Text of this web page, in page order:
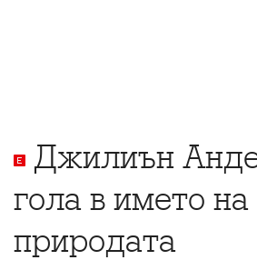
Джилиън
гола в името на
природата